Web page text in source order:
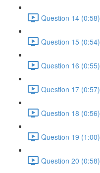
Question 14 (0:58)
Question 15 (0:54)
Question 16 (0:55)
Question 17 (0:57)
Question 18 (0:56)
Question 19 (1:00)
Question 20 (0:58)